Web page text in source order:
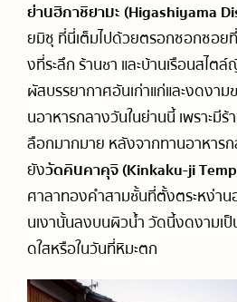
ย่านฮิกาชิยามะ (Higashiyama
ยมิซุ ที่นี่เต็มไปด้วยตรอกซอกซอย
งที่ระลึก ร้านชา และบ้านเรือนสไ
ผัสบรรยากาศอันเก่าแก่และงดงาม
นอาหารกลางวันในย่านนี้ เพราะมี
ลือกมากมาย หลังจากทานอาหาร
ยังวัดคินคาคุจิ (Kinkaku-ji
ศาลาทองคำสามชั้นที่ตั้งตระหง่าน
นเงานั้นลงบนผิวน้ำ วัดนี้งดงามเ
ดใสหรือในวันที่หิมะตก